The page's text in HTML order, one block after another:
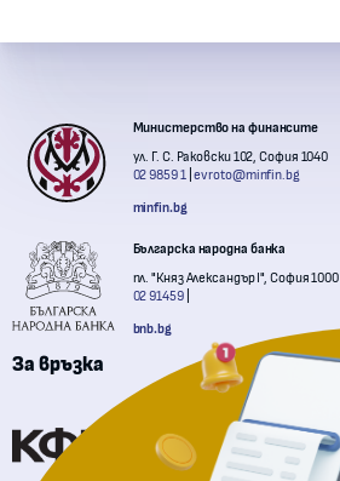
Контакти с институции
Министерство на финансите
ул. Г. С. Раковски 102, София 1040
02 9859 1
evroto@minfin.bg
minfin.bg
Българска народна банка
пл. "Княз Александър I", София 1000
02 91459
bnb.bg
За връзка
Комисия за финансов надзор